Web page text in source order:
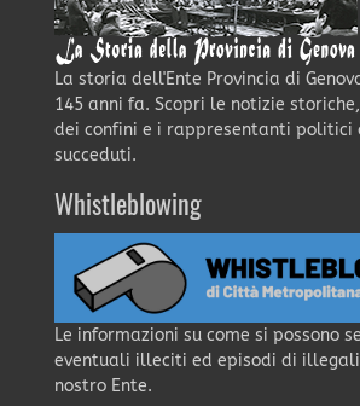
La storia dell'Ente Provincia di
145 anni fa. Scopri le notizie
dei confini e i rappresentanti politici
succeduti.
Whistleblowing
Le informazioni su come si possono
eventuali illeciti ed episodi di
nostro Ente.